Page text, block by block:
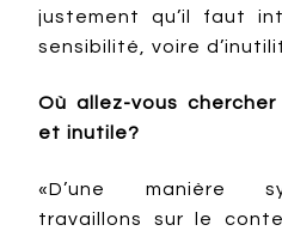
justement qu’il faut
sensibilité, voire
Où allez-vous
et inutile?
«D’une manière
travaillons sur le